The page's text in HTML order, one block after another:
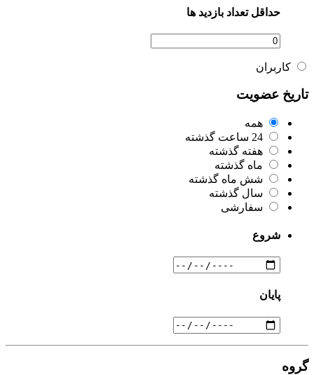
حداقل تعداد بازدید ها
کاربران
تاریخ عضویت
همه
24 ساعت گذشته
هفته گذشته
ماه گذشته
شش ماه گذشته
سال گذشته
سفارشی
شروع
پایان
گروه